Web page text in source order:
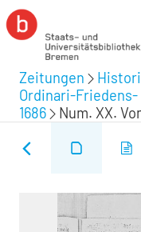
Zeitungen
Ordinari-Friedens-
1686
Num. XX.